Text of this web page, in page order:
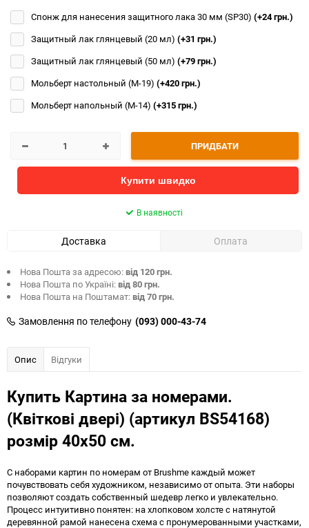
Спонж для нанесения защитного лака 30 мм (SP30) (+24 грн.)
Защитный лак глянцевый (20 мл) (+31 грн.)
Защитный лак глянцевый (50 мл) (+79 грн.)
Мольберт настольный (М-19) (+420 грн.)
Мольберт напольный (М-14) (+315 грн.)
ПРИДБАТИ
Купити швидко
В наявності
Доставка Оплата
Нова Пошта за адресою:від 120 грн.
Нова Пошта по Україні:від 80 грн.
Нова Пошта на Поштамат:від 70 грн.
Замовлення по телефону (093) 000-43-74
Опис Відгуки
Купить Картина за номерами.
(Квіткові двері) (артикул BS54168)
розмір 40x50 см.
С наборами картин по номерам от Brushme каждый может
почувствовать себя художником, независимо от опыта. Эти наборы
позволяют создать собственный шедевр легко и увлекательно.
Процесс интуитивно понятен: на хлопковом холсте с натянутой
деревянной рамой нанесена схема с пронумерованными участками,